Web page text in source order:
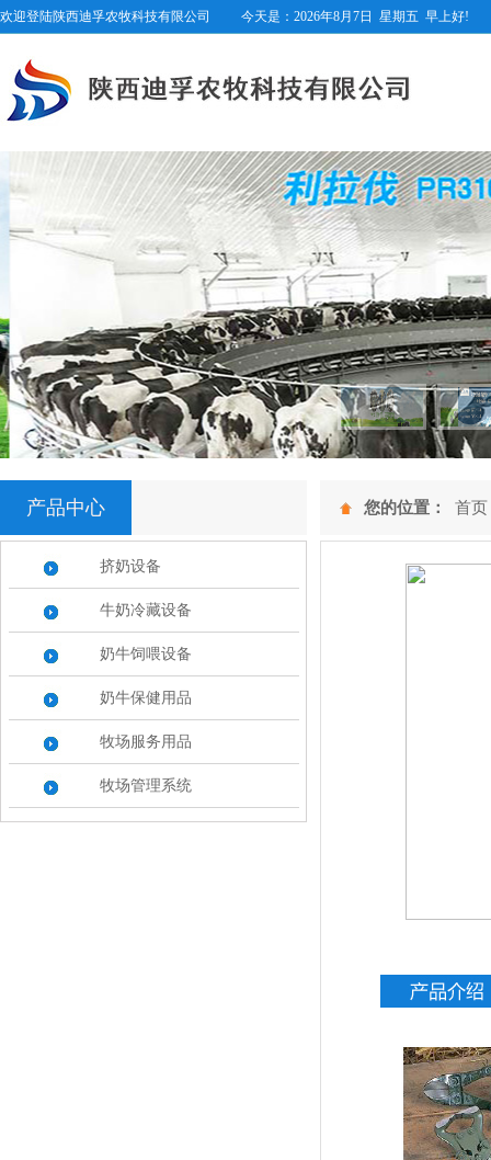
欢迎登陆陕西迪孚农牧科技有限公司 今天是： 2026年8月7日 星期五 早上好!
产品中心
挤奶设备
牛奶冷藏设备
奶牛饲喂设备
奶牛保健用品
牧场服务用品
牧场管理系统
您的位置： 首页